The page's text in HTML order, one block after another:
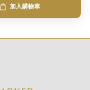
加入購物車